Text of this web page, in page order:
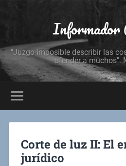
Informador
"Juzgo imposible describir las
ofender a muchos".
Corte de luz II: El
jurídico